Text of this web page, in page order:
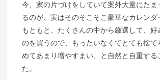
今、家の片づけをしていて案外大量にたま
るのが、実はそのそこそこ豪華なカレンダ
もともと、たくさんの中から厳選して、好
のを買うので、もったいなくてとても捨て
めてあまり増やすまい、と自然と自重する
た。